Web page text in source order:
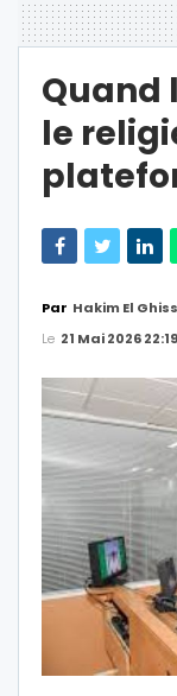
Quand
le
Par Hakim El
Le 21 Mai 2026 22:19